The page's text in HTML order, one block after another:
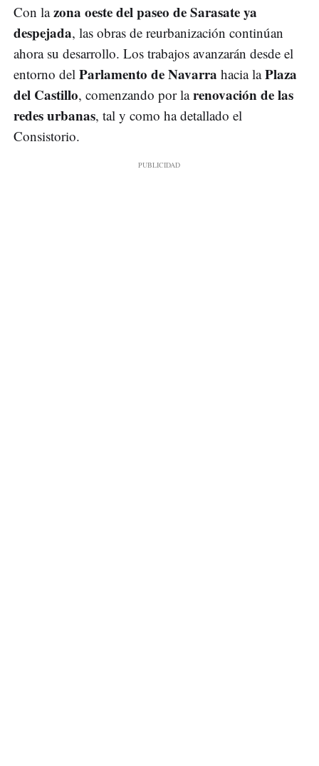
Con lazona oeste del paseo de Sarasate ya
despejada, las obras de reurbanización continúan
ahora su desarrollo. Los trabajos avanzarán desde el
entorno del Parlamento de Navarra hacia laPlaza
del Castillo, comenzando por larenovación de las
redes urbanas, tal y como ha detallado el
Consistorio.